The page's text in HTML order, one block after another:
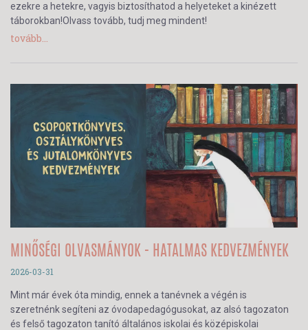
ezekre a hetekre, vagyis biztosíthatod a helyeteket a kinézett
táborokban!Olvass tovább, tudj meg mindent!
tovább...
MINŐSÉGI OLVASMÁNYOK - HATALMAS KEDVEZMÉNYEK
2026-03-31
Mint már évek óta mindig, ennek a tanévnek a végén is
szeretnénk segíteni az óvodapedagógusokat, az alsó tagozaton
és felső tagozaton tanító általános iskolai és középiskolai